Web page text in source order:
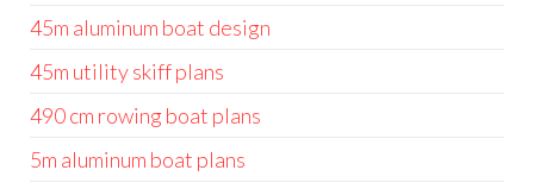
45m aluminum boat design
45m utility skiff plans
490 cm rowing boat plans
5m aluminum boat plans